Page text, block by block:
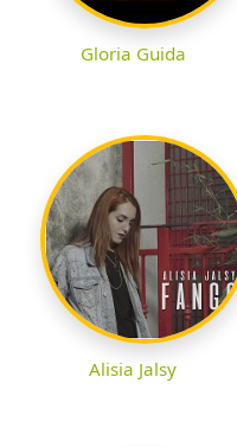
Gloria Guida
Alisia Jalsy